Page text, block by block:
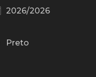
2026/2026
Preto